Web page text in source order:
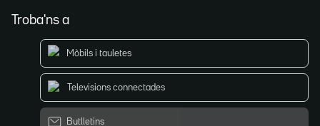
Troba'ns a
Mòbils i tauletes
Televisions connectades
Butlletins